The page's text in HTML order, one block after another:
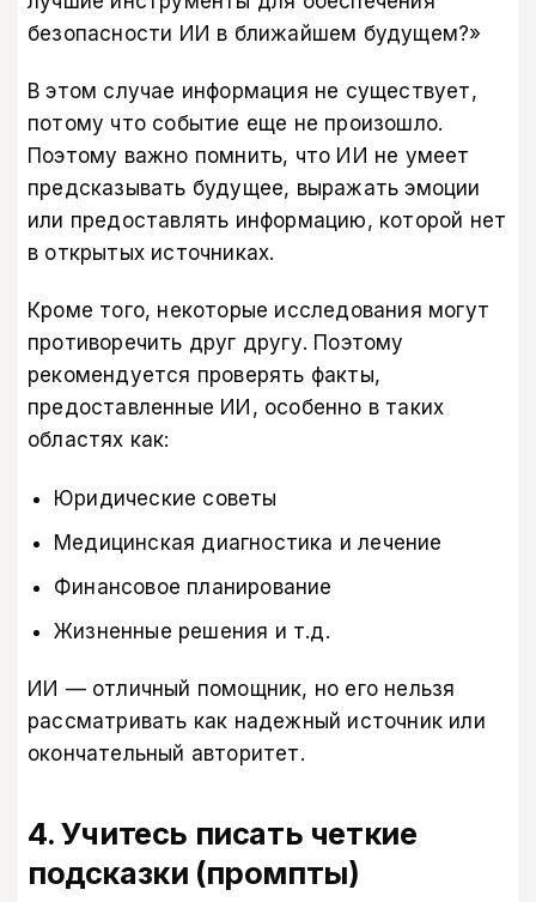
безопасности ИИ в ближайшем будущем?»
В этом случае информация не существует,
потому что событие еще не произошло.
Поэтому важно помнить, что ИИ не умеет
предсказывать будущее, выражать эмоции
или предоставлять информацию, которой нет
в открытых источниках.
Кроме того, некоторые исследования могут
противоречить друг другу. Поэтому
рекомендуется проверять факты,
предоставленные ИИ, особенно в таких
областях как:
Юридические советы
Медицинская диагностика и лечение
Финансовое планирование
Жизненные решения и т.д.
ИИ — отличный помощник, но его нельзя
рассматривать как надежный источник или
окончательный авторитет.
4. Учитесь писать четкие
подсказки (промпты)